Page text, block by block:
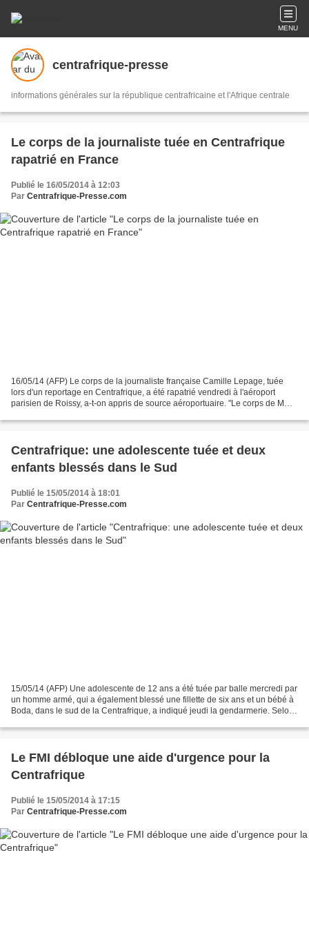
MENU
centrafrique-presse
informations générales sur la république centrafricaine et l'Afrique centrale
Le corps de la journaliste tuée en Centrafrique
rapatrié en France
Publié le 16/05/2014 à 12:03
Par Centrafrique-Presse.com
16/05/14 (AFP) Le corps de la journaliste française Camille Lepage, tuée
lors d'un reportage en Centrafrique, a été rapatrié vendredi à l'aéroport
parisien de Roissy, a-t-on appris de source aéroportuaire. "Le corps de Mme
Centrafrique: une adolescente tuée et deux
enfants blessés dans le Sud
Publié le 15/05/2014 à 18:01
Par Centrafrique-Presse.com
15/05/14 (AFP) Une adolescente de 12 ans a été tuée par balle mercredi par
un homme armé, qui a également blessé une fillette de six ans et un bébé à
Boda, dans le sud de la Centrafrique, a indiqué jeudi la gendarmerie. Selon
Le FMI débloque une aide d'urgence pour la
Centrafrique
Publié le 15/05/2014 à 17:15
Par Centrafrique-Presse.com